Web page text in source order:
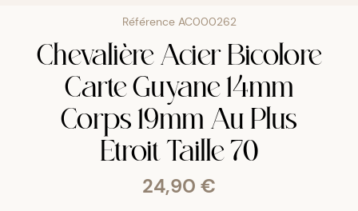
Référence AC000262
Chevalière Acier Bicolore
Carte Guyane 14mm
Corps 19mm Au Plus
Etroit Taille 70
24,90 €